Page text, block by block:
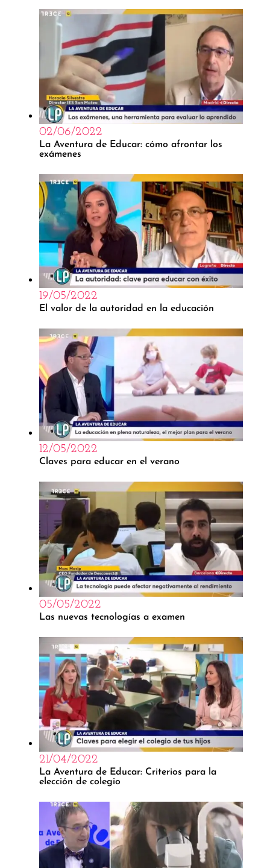
02/06/2022
La Aventura de Educar: cómo afrontar los
exámenes
19/05/2022
El valor de la autoridad en la educación
12/05/2022
Claves para educar en el verano
05/05/2022
Las nuevas tecnologías a examen
21/04/2022
La Aventura de Educar: Criterios para la
elección de colegio